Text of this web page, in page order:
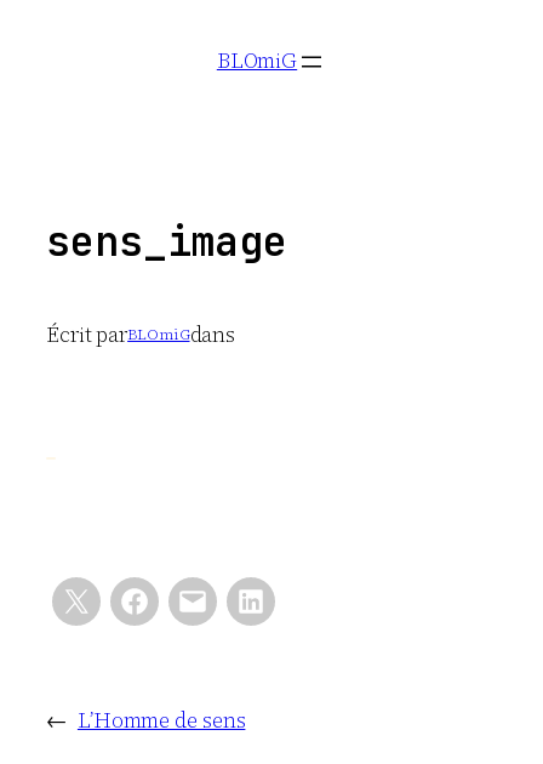
BLOmiG
sens_image
Écrit parBLOmiGdans
← L’Homme de sens